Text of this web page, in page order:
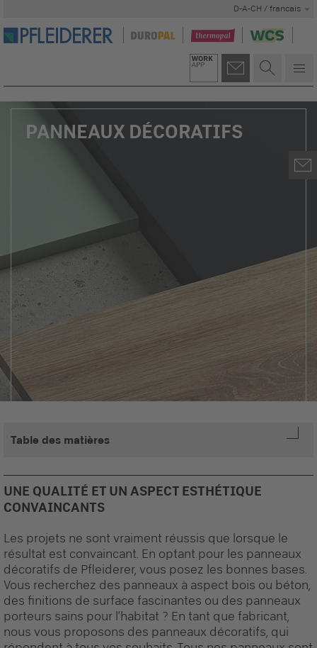
D-A-CH / francais
PANNEAUX DÉCORATIFS
Table des matières
UNE QUALITÉ ET UN ASPECT ESTHÉTIQUE
CONVAINCANTS
Les projets ne sont vraiment réussis que lorsque le
résultat est convaincant. En optant pour les panneaux
décoratifs de Pfleiderer, vous posez les bonnes bases.
Vous recherchez des panneaux à aspect bois ou béton,
des finitions de surface fascinantes ou des panneaux
porteurs sains pour l’habitat ? En tant que fabricant,
nous vous proposons des panneaux décoratifs, qui